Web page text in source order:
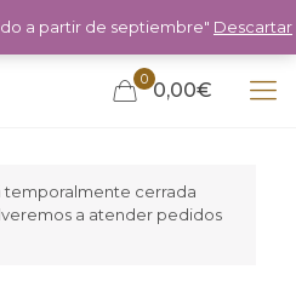
0 0,00€
temporalmente cerrada
a atender pedidos
a partir de septiembre" Descartar